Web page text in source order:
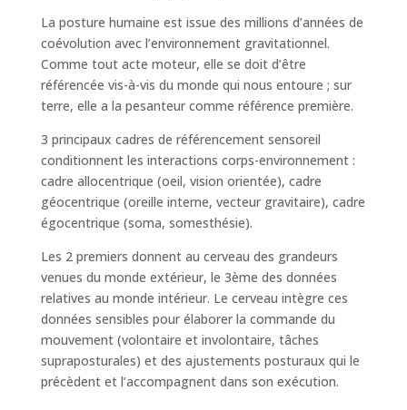
La posture humaine est issue des millions d’années de
coévolution avec l’environnement gravitationnel.
Comme tout acte moteur, elle se doit d’être
référencée vis-à-vis du monde qui nous entoure ; sur
terre, elle a la pesanteur comme référence première.
3 principaux cadres de référencement sensoreil
conditionnent les interactions corps-environnement :
cadre allocentrique (oeil, vision orientée), cadre
géocentrique (oreille interne, vecteur gravitaire), cadre
égocentrique (soma, somesthésie).
Les 2 premiers donnent au cerveau des grandeurs
venues du monde extérieur, le 3ème des données
relatives au monde intérieur. Le cerveau intègre ces
données sensibles pour élaborer la commande du
mouvement (volontaire et involontaire, tâches
supraposturales) et des ajustements posturaux qui le
précèdent et l’accompagnent dans son exécution.